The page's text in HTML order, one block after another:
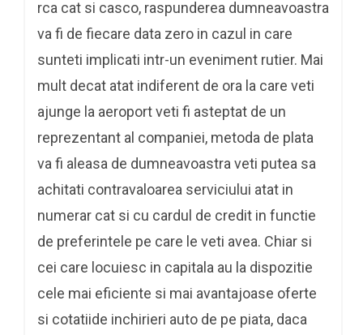
rca cat si casco, raspunderea dumneavoastra
va fi de fiecare data zero in cazul in care
sunteti implicati intr-un eveniment rutier. Mai
mult decat atat indiferent de ora la care veti
ajunge la aeroport veti fi asteptat de un
reprezentant al companiei, metoda de plata
va fi aleasa de dumneavoastra veti putea sa
achitati contravaloarea serviciului atat in
numerar cat si cu cardul de credit in functie
de preferintele pe care le veti avea. Chiar si
cei care locuiesc in capitala au la dispozitie
cele mai eficiente si mai avantajoase oferte
si cotatiide inchirieri auto de pe piata, daca